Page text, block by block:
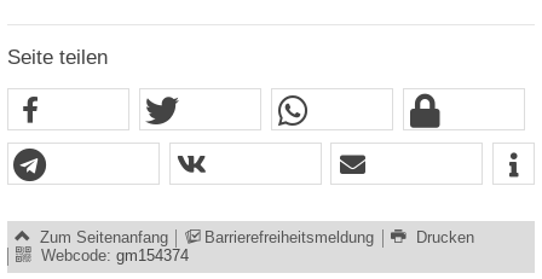
Seite teilen
Zum Seitenanfang Barrierefreiheitsmeldung
Drucken
Webcode: gm154374